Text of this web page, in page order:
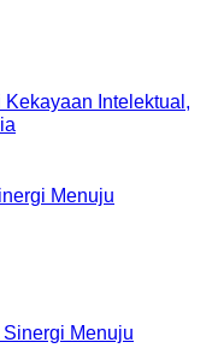
Menuju